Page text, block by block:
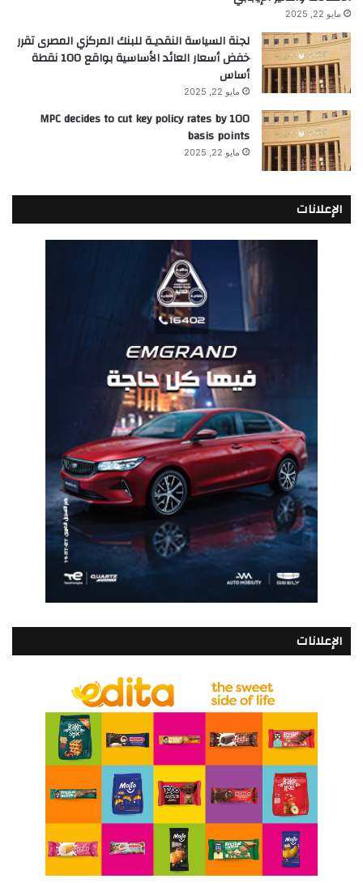
مايو 22, 2025
لجنة السياسة النقديـة للبنك المركزي المصرى تقرر
خفض أسعار العائد الأساسية بواقع 100 نقطة
أساس
مايو 22, 2025
MPC decides to cut key policy rates by 100
basis points
مايو 22, 2025
الإعلانات
الإعلانات